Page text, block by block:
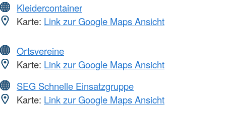
Kleidercontainer
Karte: Link zur Google Maps Ansicht
Ortsvereine
Karte: Link zur Google Maps Ansicht
SEG Schnelle Einsatzgruppe
Karte: Link zur Google Maps Ansicht